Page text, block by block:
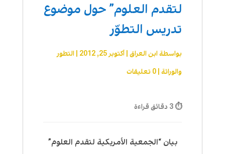
لتقدم العلوم” حول موضوع
تدريس التطوّر
بواسطةابن العراق| أكتوبر 25, 2012
التطور
والوراثة| 0 تعليقات
⏱ 3 دقائق قراءة
بيان “الجمعية الأمريكية لتقدم العلوم”